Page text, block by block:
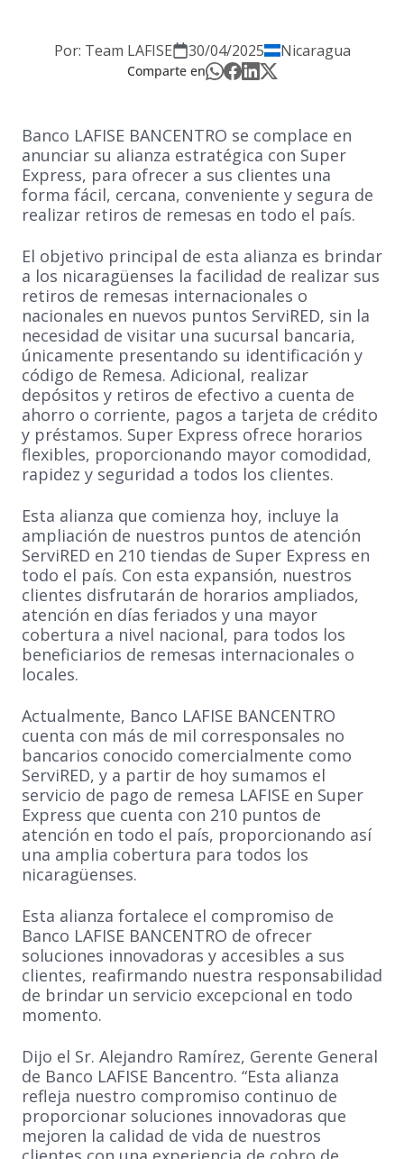
Por: Team LAFISE 30/04/2025 Nicaragua
Comparte en
Banco LAFISE BANCENTRO se complace en
anunciar su alianza estratégica con Super
Express, para ofrecer a sus clientes una
forma fácil, cercana, conveniente y segura de
realizar retiros de remesas en todo el país.
El objetivo principal de esta alianza es brindar
a los nicaragüenses la facilidad de realizar sus
retiros de remesas internacionales o
nacionales en nuevos puntos ServiRED, sin la
necesidad de visitar una sucursal bancaria,
únicamente presentando su identificación y
código de Remesa. Adicional, realizar
depósitos y retiros de efectivo a cuenta de
ahorro o corriente, pagos a tarjeta de crédito
y préstamos. Super Express ofrece horarios
flexibles, proporcionando mayor comodidad,
rapidez y seguridad a todos los clientes.
Esta alianza que comienza hoy, incluye la
ampliación de nuestros puntos de atención
ServiRED en 210 tiendas de Super Express en
todo el país. Con esta expansión, nuestros
clientes disfrutarán de horarios ampliados,
atención en días feriados y una mayor
cobertura a nivel nacional, para todos los
beneficiarios de remesas internacionales o
locales.
Actualmente, Banco LAFISE BANCENTRO
cuenta con más de mil corresponsales no
bancarios conocido comercialmente como
ServiRED, y a partir de hoy sumamos el
servicio de pago de remesa LAFISE en Super
Express que cuenta con 210 puntos de
atención en todo el país, proporcionando así
una amplia cobertura para todos los
nicaragüenses.
Esta alianza fortalece el compromiso de
Banco LAFISE BANCENTRO de ofrecer
soluciones innovadoras y accesibles a sus
clientes, reafirmando nuestra responsabilidad
de brindar un servicio excepcional en todo
momento.
Dijo el Sr. Alejandro Ramírez, Gerente General
de Banco LAFISE Bancentro. “Esta alianza
refleja nuestro compromiso continuo de
proporcionar soluciones innovadoras que
mejoren la calidad de vida de nuestros